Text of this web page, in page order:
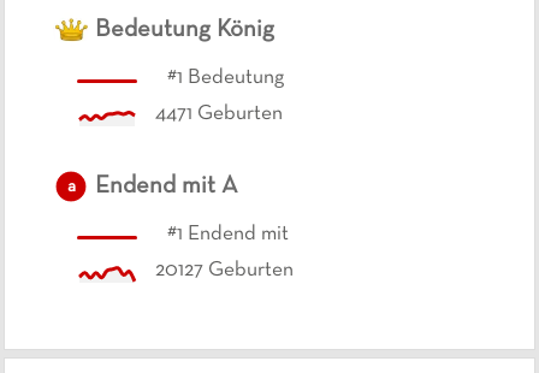
Bedeutung König
#1 Bedeutung
4471 Geburten
a Endend mit A
#1 Endend mit
20127 Geburten